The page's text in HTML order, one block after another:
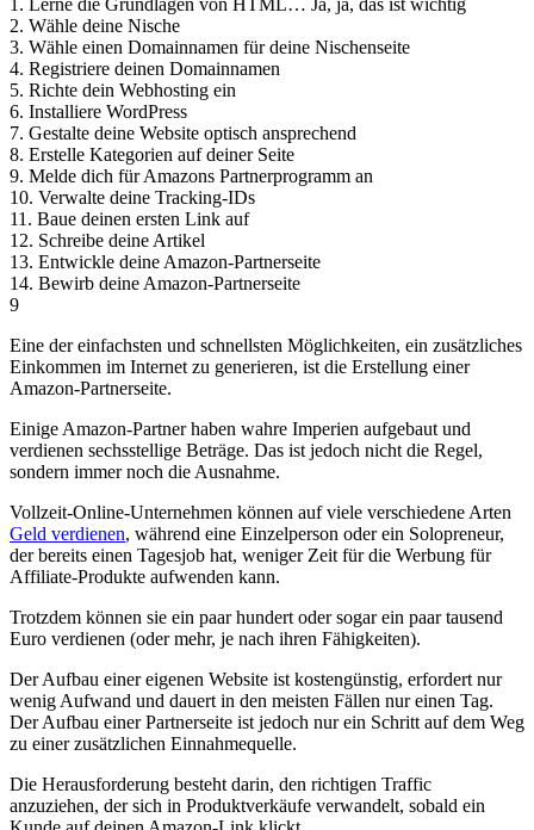
1. Lerne die Grundlagen von HTML… Ja, ja, das ist wichtig
2. Wähle deine Nische
3. Wähle einen Domainnamen für deine Nischenseite
4. Registriere deinen Domainnamen
5. Richte dein Webhosting ein
6. Installiere WordPress
7. Gestalte deine Website optisch ansprechend
8. Erstelle Kategorien auf deiner Seite
9. Melde dich für Amazons Partnerprogramm an
10. Verwalte deine Tracking-IDs
11. Baue deinen ersten Link auf
12. Schreibe deine Artikel
13. Entwickle deine Amazon-Partnerseite
14. Bewirb deine Amazon-Partnerseite
9
Eine der einfachsten und schnellsten Möglichkeiten, ein zusätzliches
Einkommen im Internet zu generieren, ist die Erstellung einer
Amazon-Partnerseite.
Einige Amazon-Partner haben wahre Imperien aufgebaut und
verdienen sechsstellige Beträge. Das ist jedoch nicht die Regel,
sondern immer noch die Ausnahme.
Vollzeit-Online-Unternehmen können auf viele verschiedene Arten
Geld verdienen, während eine Einzelperson oder ein Solopreneur,
der bereits einen Tagesjob hat, weniger Zeit für die Werbung für
Affiliate-Produkte aufwenden kann.
Trotzdem können sie ein paar hundert oder sogar ein paar tausend
Euro verdienen (oder mehr, je nach ihren Fähigkeiten).
Der Aufbau einer eigenen Website ist kostengünstig, erfordert nur
wenig Aufwand und dauert in den meisten Fällen nur einen Tag.
Der Aufbau einer Partnerseite ist jedoch nur ein Schritt auf dem Weg
zu einer zusätzlichen Einnahmequelle.
Die Herausforderung besteht darin, den richtigen Traffic
anzuziehen, der sich in Produktverkäufe verwandelt, sobald ein